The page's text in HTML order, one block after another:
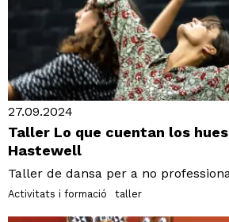
27.09.2024
Taller Lo que cuentan los
Hastewell
Taller de dansa per a no
Activitats i formació taller